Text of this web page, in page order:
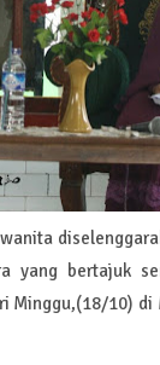
yang bertajuk
Minggu,(18/10)